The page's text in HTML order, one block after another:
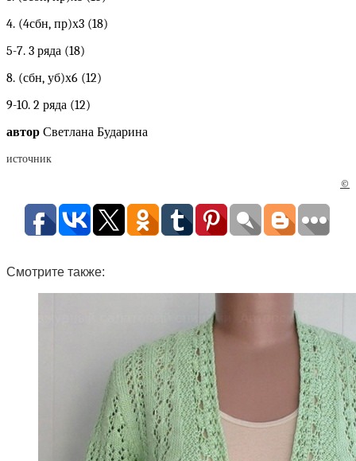
4. (4сбн, пр)х3 (18)
5-7. 3 ряда (18)
8. (сбн, уб)х6 (12)
9-10. 2 ряда (12)
автор Светлана Бударина
источник
©
Смотрите также: